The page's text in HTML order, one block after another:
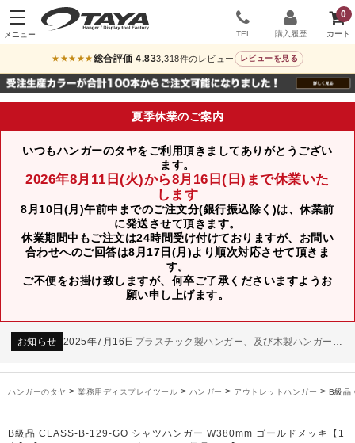
0
TEL 購入履歴
★★★★★総合評価 4.833,318件のレビュー レビューを見る
夏季休業のご案内
いつもハンガーのタヤをご利用頂きましてありがとうござい
ます。
2026年8月11日(火)から8月16日(日)まで休業いた
します
8月10日(月)午前中までのご注文分(銀行振込除く)は、休業前
に発送させて頂きます。
休業期間中もご注文は24時間受け付けておりますが、お問い
合わせへのご回答は8月17日(月)より順次対応させて頂きま
す。
ご不便をお掛け致しますが、何卒ご了承くださいますようお
願い申し上げます。
お知らせ 2024年12月12日年末年始休業のお知らせ
2026年3月7日
お知らせ 2025年7月16日
プラスチック製ハンガー、及び木製ハンガーKシリーズ 価格改定のお知らせ
お知らせ
2025年3月14日 木製ハンガーNシリーズ価格改定のお知らせ
ハンガーのタヤ > 業務用ディスプレイツール > ハンガー > アウトレットハンガー > B級品
B級品 CLASS-B-129-GO シャツハンガー W380mm ゴールドメッキ【1